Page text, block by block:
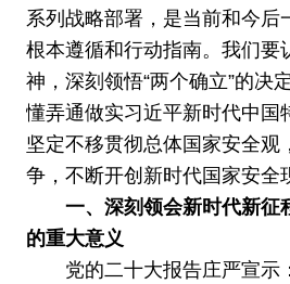
系列战略部署，是当前和今后
根本遵循和行动指南。我们要
神，深刻领悟“两个确立”的决
懂弄通做实习近平新时代中国
坚定不移贯彻总体国家安全观
争，不断开创新时代国家安全
一、深刻领会新时代新征
的重大意义
党的二十大报告庄严宣示